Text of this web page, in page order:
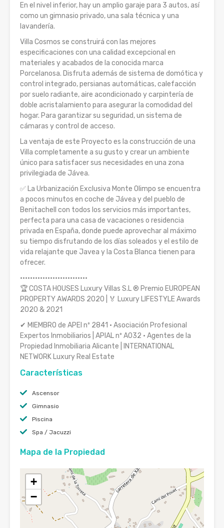
En el nivel inferior, hay un amplio garaje para 3 autos, así
como un gimnasio privado, una sala técnica y una
lavandería.
Villa Cosmos se construirá con las mejores
especificaciones con una calidad excepcional en
materiales y acabados de la conocida marca
Porcelanosa. Disfruta además de sistema de domótica y
control integrado, persianas automáticas, calefacción
por suelo radiante, aire acondicionado y carpintería de
doble acristalamiento para asegurar la comodidad del
hogar. Para garantizar su seguridad, un sistema de
cámaras y control de acceso.
La ventaja de este Proyecto es la construcción de una
Villa completamente a su gusto y crear un ambiente
único para satisfacer sus necesidades en una zona
privilegiada de Jávea.
✅ La Urbanización Exclusiva Monte Olimpo se encuentra
a pocos minutos en coche de Jávea y del pueblo de
Benitachell con todos los servicios más importantes,
perfecta para una casa de vacaciones o residencia
privada en España, donde puede aprovechar al máximo
su tiempo disfrutando de los días soleados y el estilo de
vida relajante que Javea y la Costa Blanca tienen para
ofrecer.
···························
🏆 COSTA HOUSES Luxury Villas S.L ® Premio EUROPEAN
PROPERTY AWARDS 2020 | 🏅 Luxury LIFESTYLE Awards
2020 & 2021
✔ MIEMBRO de APEI nº 2841 · Asociación Profesional
Expertos Inmobiliarios | APIAL nº A032 · Agentes de la
Propiedad Inmobiliaria Alicante | INTERNATIONAL
NETWORK Luxury Real Estate
Características
Ascensor
Gimnasio
Piscina
Spa / Jacuzzi
Mapa de la Propiedad
+
−